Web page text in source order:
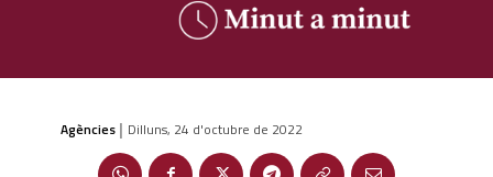
Agències | Dilluns, 24 d'octubre de 2022